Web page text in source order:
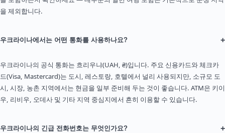
을 제외합니다.
우크라이나에서는 어떤 통화를 사용하나요? +
우크라이나의 공식 통화는 흐리우냐(UAH, ₴)입니다. 주요 신용카드와 체크카
드(Visa, Mastercard)는 도시, 레스토랑, 호텔에서 널리 사용되지만, 소규모 도
시, 시장, 농촌 지역에서는 현금을 일부 준비해 두는 것이 좋습니다. ATM은 키이
우, 리비우, 오데사 및 기타 지역 중심지에서 흔히 이용할 수 있습니다.
우크라이나의 긴급 전화번호는 무엇인가요? +